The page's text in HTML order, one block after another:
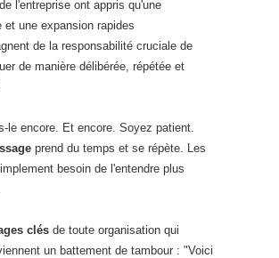
l'entreprise ont appris qu'une
et une expansion rapides
de la responsabilité cruciale de
de manière délibérée, répétée et
le encore. Et encore. Soyez patient.
prend du temps et se répète. Les
besoin de l'entendre plus
clés de toute organisation qui
un battement de tambour : "Voici